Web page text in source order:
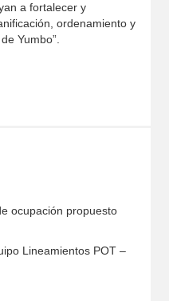
a fortalecer y
ordenamiento y
Yumbo”.
ocupación propuesto
Lineamientos POT –